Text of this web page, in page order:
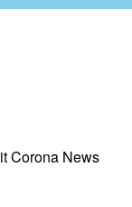
Corona News